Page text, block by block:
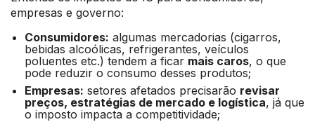
empresas e governo:
Consumidores: algumas mercadorias (cigarros,
bebidas alcoólicas, refrigerantes, veículos
poluentes etc.) tendem a ficar mais caros, o que
pode reduzir o consumo desses produtos;
Empresas: setores afetados precisarão revisar
preços, estratégias de mercado e logística, já que
o imposto impacta a competitividade;